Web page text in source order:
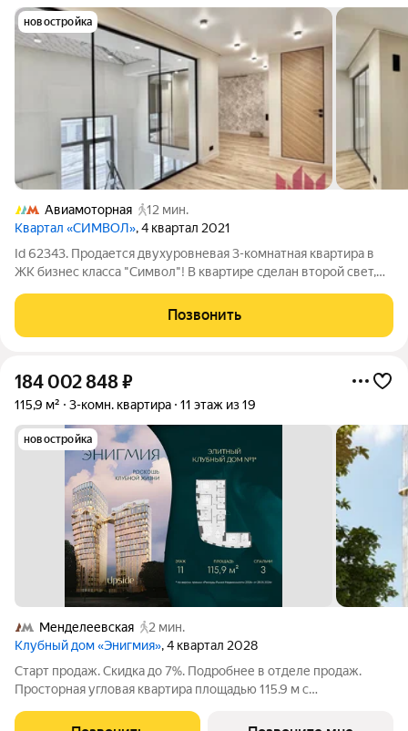
новостройка
Авиамоторная
12 мин.
Квартал «СИМВОЛ», 4 квартал 2021
Id 62343. Продается двухуровневая 3-комнатная квартира в
ЖК бизнес класса "Символ"! В квартире сделан второй свет,
уже закуплены, полное окончание ремонтных работ
планируется через 2-3
Позвонить
184 002 848₽
115,9 м² 3-комн. квартира 11 этаж из 19
новостройка
Менделеевская
2 мин.
Клубный дом «Энигмия», 4 квартал 2028
Старт продаж. Скидка до 7%. Подробнее в отделе продаж.
Просторная угловая квартира площадью 115.9 м с
и во двор. Продуманная планировка с мастер-спальней и